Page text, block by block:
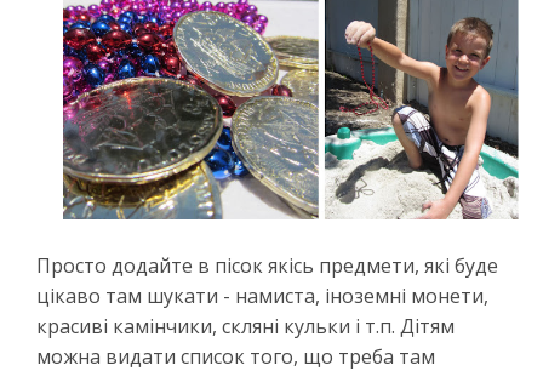
Просто додайте в пісок якісь предмети, які буде
цікаво там шукати - намиста, іноземні монети,
красиві камінчики, скляні кульки і т.п. Дітям
можна видати список того, що треба там